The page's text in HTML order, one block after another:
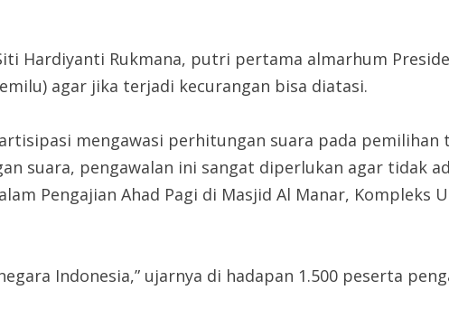
Hardiyanti Rukmana, putri pertama almarhum
agar jika terjadi kecurangan bisa diatasi.
mengawasi perhitungan suara pada pemilihan
suara, pengawalan ini sangat diperlukan agar tidak
Pengajian Ahad Pagi di Masjid Al Manar, Kompleks
Indonesia,” ujarnya di hadapan 1.500 peserta